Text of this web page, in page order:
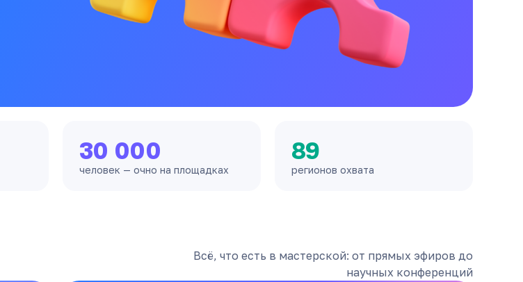
30 000
человек — очно на площадках
89
регионов охвата
Всё, что есть в мастерской: от прямых эфиров до
научных конференций